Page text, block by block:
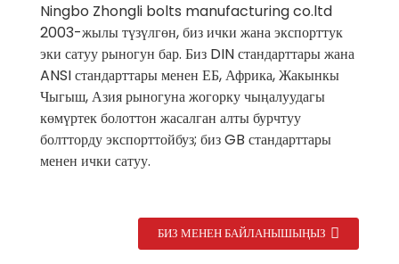
Ningbo Zhongli bolts manufacturing co.ltd
2003-жылы түзүлгөн, биз ички жана экспорттук
эки сатуу рыногун бар. Биз DIN стандарттары жана
ANSI стандарттары менен ЕБ, Африка, Жакынкы
Чыгыш, Азия рыногуна жогорку чыңалуудагы
көмүртек болоттон жасалган алты бурчтуу
болтторду экспорттойбуз; биз GB стандарттары
менен ички сатуу.
БИЗ МЕНЕН БАЙЛАНЫШЫҢЫЗ